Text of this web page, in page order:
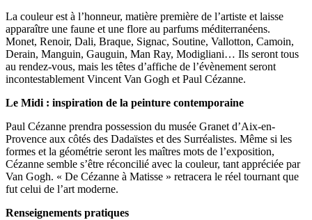
La couleur est à l’honneur, matière première de l’artiste et laisse
apparaître une faune et une flore au parfums méditerranéens.
Monet, Renoir, Dali, Braque, Signac, Soutine, Vallotton, Camoin,
Derain, Manguin, Gauguin, Man Ray, Modigliani… Ils seront tous
au rendez-vous, mais les têtes d’affiche de l’évènement seront
incontestablement Vincent Van Gogh et Paul Cézanne.
Le Midi : inspiration de la peinture contemporaine
Paul Cézanne prendra possession du musée Granet d’Aix-en-
Provence aux côtés des Dadaïstes et des Surréalistes. Même si les
formes et la géométrie seront les maîtres mots de l’exposition,
Cézanne semble s’être réconcilié avec la couleur, tant appréciée par
Van Gogh. « De Cézanne à Matisse » retracera le réel tournant que
fut celui de l’art moderne.
Renseignements pratiques